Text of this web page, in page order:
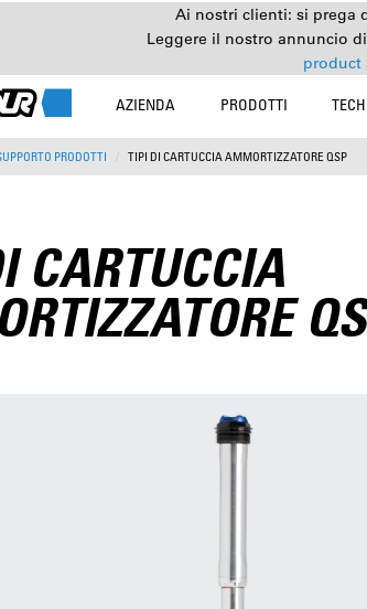
Ai nostri clienti: si prega
Leggere il nostro annuncio
product
AZIENDA PRODOTTI
PRODOTTI TIPI DI CARTUCCIA AMMORTIZZATORE QSP
CARTUCCIA